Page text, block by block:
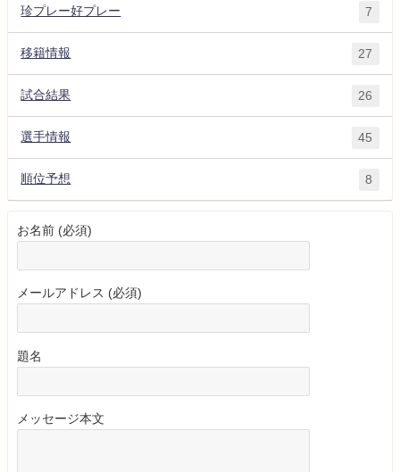
珍プレー好プレー 7
移籍情報 27
試合結果 26
選手情報 45
順位予想 8
お名前 (必須)
メールアドレス (必須)
題名
メッセージ本文